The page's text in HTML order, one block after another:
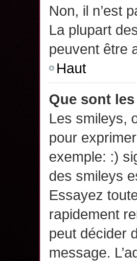
Non, il n’est
La plupart
peuvent être
Haut
Que sont
Les smileys,
pour
exemple: :)
des smileys
Essayez
rapidement
peut décider
message.